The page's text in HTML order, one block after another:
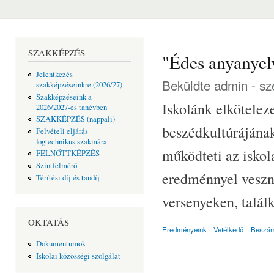
SZAKKÉPZÉS
Jelentkezés
szakképzéseinkre (2026/27)
Szakképzéseink a
2026/2027-es tanévben
SZAKKÉPZÉS (nappali)
Felvételi eljárás
fogtechnikus szakmára
FELNŐTTKÉPZÉS
Szintfelmérő
Térítési díj és tandíj
OKTATÁS
Dokumentumok
Iskolai közösségi szolgálat
"Édes
Beküldte admin -
Iskolánk
működteti az
eredménnyel
versenyeken,
Eredményeink Vetélkedő